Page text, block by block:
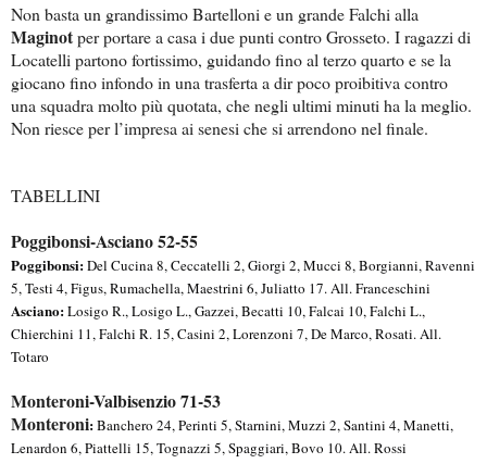
Non basta un grandissimo Bartelloni e un grande Falchi alla
Maginotper portare a casa i due punti contro Grosseto. I ragazzi di
Locatelli partono fortissimo, guidando fino al terzo quarto e se la
giocano fino infondo in una trasferta a dir poco proibitiva contro
una squadra molto più quotata, che negli ultimi minuti ha la meglio.
Non riesce per l’impresa ai senesi che si arrendono nel finale.
TABELLINI
Poggibonsi-Asciano 52-55
Poggibonsi:Del Cucina 8, Ceccatelli 2, Giorgi 2, Mucci 8, Borgianni, Ravenni
5, Testi 4, Figus, Rumachella, Maestrini 6, Juliatto 17. All. Franceschini
Asciano:Losigo R., Losigo L., Gazzei, Becatti 10, Falcai 10, Falchi L.,
Chierchini 11, Falchi R. 15, Casini 2, Lorenzoni 7, De Marco, Rosati. All.
Totaro
Monteroni-Valbisenzio 71-53
Monteroni:Banchero 24, Perinti 5, Starnini, Muzzi 2, Santini 4, Manetti,
Lenardon 6, Piattelli 15, Tognazzi 5, Spaggiari, Bovo 10. All. Rossi